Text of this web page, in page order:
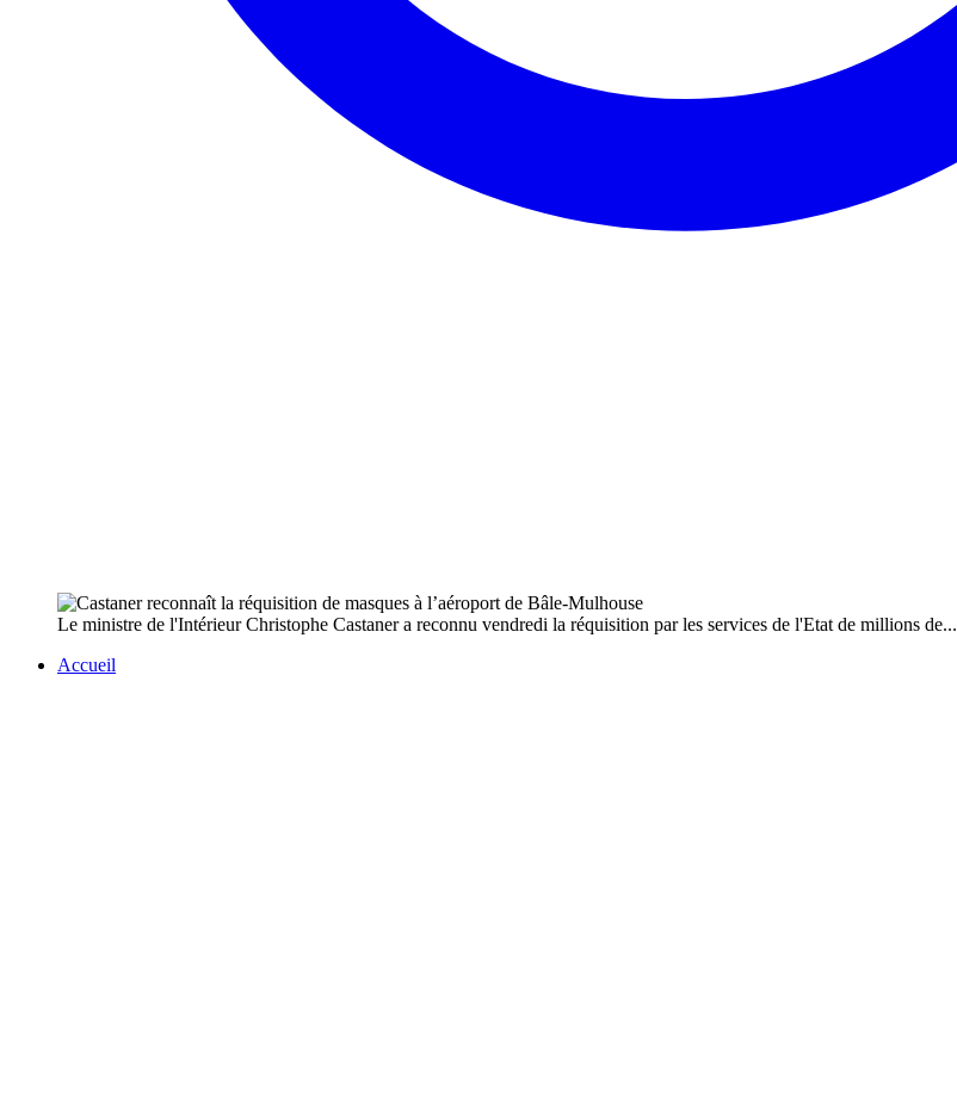
Le ministre de l'Intérieur Christophe Castaner a reconnu vendredi la réquisition par les services de l'Etat de millions de...
Accueil